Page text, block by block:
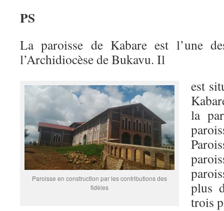
PS
La paroisse de Kabare est l’une
l’Archidiocèse de Bukavu. Il
Paroisse en construction par les contributions des
fidèles
est
la
plus
trois